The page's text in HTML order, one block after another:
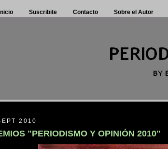
Inicio Suscribite Contacto Sobre el Autor
2010
"PERIODISMO Y OPINIÓN 2010"